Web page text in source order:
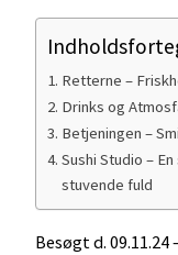
Retterne –
Drinks og
Betjeningen –
Sushi Studio –
stuvende fuld
Besøgt d. 09.11.24